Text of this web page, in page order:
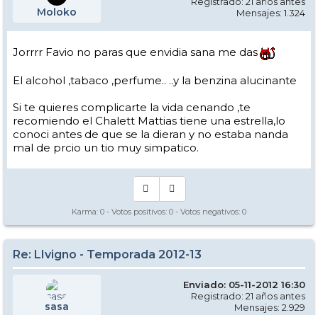
Moloko
Mensajes: 1.324
Jorrrr Favio no paras que envidia sana me das
El alcohol ,tabaco ,perfume.. ..y la benzina alucinante
Si te quieres complicarte la vida cenando ,te
recomiendo el Chalett Mattias tiene una estrella,lo
conoci antes de que se la dieran y no estaba nanda
mal de prcio un tio muy simpatico.
Karma: 0 - Votos positivos: 0 - Votos negativos: 0
Re: LIvigno - Temporada 2012-13
sasa
Enviado: 05-11-2012 16:30
Registrado: 21 años antes
Mensajes: 2.929